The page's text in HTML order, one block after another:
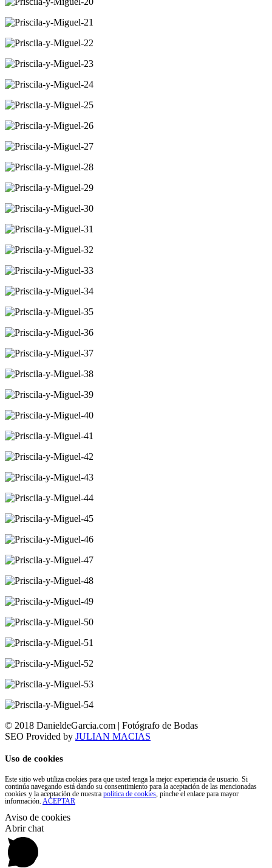
© 2018 DanieldeGarcia.com | Fotógrafo de Bodas
SEO Provided by JULIAN MACIAS
Uso de cookies
Este sitio web utiliza cookies para que usted tenga la mejor experiencia de usuario. Si
continúa navegando está dando su consentimiento para la aceptación de las mencionadas
cookies y la aceptación de nuestra política de cookies, pinche el enlace para mayor
información. ACEPTAR
Aviso de cookies
Abrir chat